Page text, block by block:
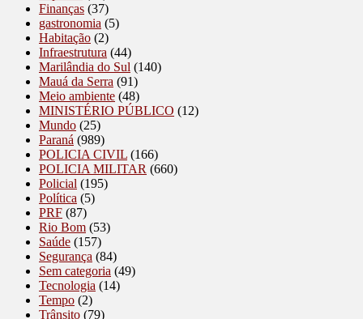
Finanças (37)
gastronomia (5)
Habitação (2)
Infraestrutura (44)
Marilândia do Sul (140)
Mauá da Serra (91)
Meio ambiente (48)
MINISTÉRIO PÚBLICO (12)
Mundo (25)
Paraná (989)
POLICIA CIVIL (166)
POLICIA MILITAR (660)
Policial (195)
Política (5)
PRF (87)
Rio Bom (53)
Saúde (157)
Segurança (84)
Sem categoria (49)
Tecnologia (14)
Tempo (2)
Trânsito (79)